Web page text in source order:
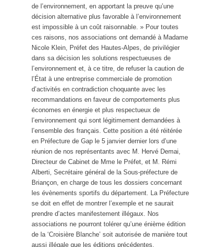
de l’environnement, en apportant la preuve qu’une
décision alternative plus favorable à l’environnement
est impossible à un coût raisonnable. » Pour toutes
ces raisons, nos associations ont demandé à Madame
Nicole Klein, Préfet des Hautes-Alpes, de privilégier
dans sa décision les solutions respectueuses de
l’environnement et, à ce titre, de refuser la caution de
l’État à une entreprise commerciale de promotion
d’activités en contradiction choquante avec les
recommandations en faveur de comportements plus
économes en énergie et plus respectueux de
l’environnement qui sont légitimement demandées à
l’ensemble des français. Cette position a été réitérée
en Préfecture de Gap le 5 janvier dernier lors d’une
réunion de nos représentants avec M. Hervé Demai,
Directeur de Cabinet de Mme le Préfet, et M. Rémi
Alberti, Secrétaire général de la Sous-préfecture de
Briançon, en charge de tous les dossiers concernant
les évènements sportifs du département. La Préfecture
se doit en effet de montrer l’exemple et ne saurait
prendre d’actes manifestement illégaux. Nos
associations ne pourront tolérer qu’une énième édition
de la ‘Croisière Blanche’ soit autorisée de manière tout
aussi illégale que les éditions précédentes.